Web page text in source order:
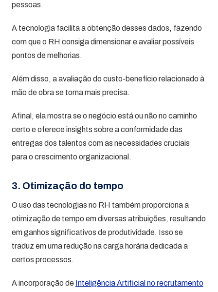
pessoas.
A tecnologia facilita a obtenção desses dados, fazendo
com que o RH consiga dimensionar e avaliar possíveis
pontos de melhorias.
Além disso, a avaliação do custo-benefício relacionado à
mão de obra se torna mais precisa.
Afinal, ela mostra se o negócio está ou não no caminho
certo e oferece insights sobre a conformidade das
entregas dos talentos com as necessidades cruciais
para o crescimento organizacional.
3. Otimização do tempo
O uso das tecnologias no RH também proporciona a
otimização de tempo em diversas atribuições, resultando
em ganhos significativos de produtividade. Isso se
traduz em uma redução na carga horária dedicada a
certos processos.
A incorporação de Inteligência Artificial no recrutamento